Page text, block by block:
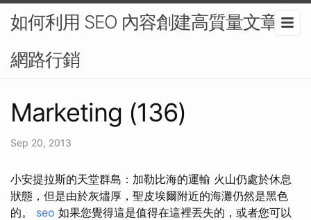
如何利用 SEO 內容創建高質量文章-
網路行銷
Marketing (136)
Sep 20, 2013
小安提拉斯的天堂群島：加勒比海的運輸 火山仍處於休息
狀態，但是由於灰燼厚，聖皮埃爾附近的海灘仍然是黑色
的。 seo 如果您覺得這是值得在這裡丟失的，或者您可以